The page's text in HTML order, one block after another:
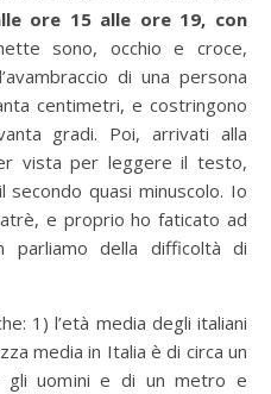
ore 15 alle ore 19, con
sono, occhio e croce,
di una persona
centimetri, e costringono
gradi. Poi, arrivati alla
vista per leggere il testo,
quasi minuscolo. Io
e proprio ho faticato ad
parliamo della difficoltà di
1) l’età media degli italiani
media in Italia è di circa un
uomini e di un metro e